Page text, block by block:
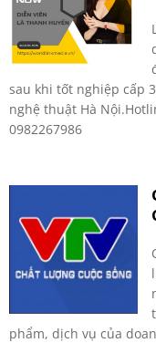
sau khi tốt nghiệp cấp
nghệ thuật Hà
0982267986
phẩm, dịch vụ của